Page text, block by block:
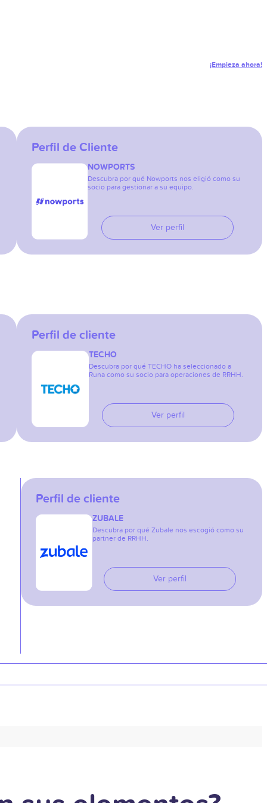
¡Empieza ahora!
Perfil de Cliente
NOWPORTS
Descubra por qué Nowports nos eligió como su
socio para gestionar a su equipo.
Ver perfil
Perfil de cliente
TECHO
Descubra por qué TECHO ha seleccionado a
Runa como su socio para operaciones de RRHH.
Ver perfil
Perfil de cliente
ZUBALE
Descubra por qué Zubale nos escogió como su
partner de RRHH.
Ver perfil